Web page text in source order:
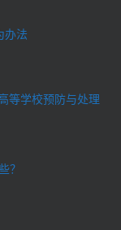
办法
等学校预防与处理
？